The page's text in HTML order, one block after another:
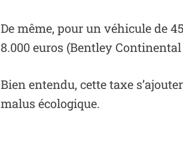
De même, pour un véhicule de
8.000 euros (Bentley
Bien entendu, cette taxe
malus écologique.